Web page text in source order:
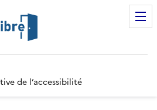
de l’accessibilité